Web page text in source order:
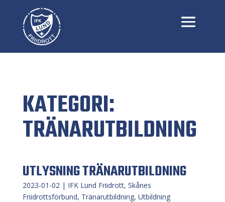
KATEGORI:
TRÄNARUTBILDNING
UTLYSNING TRÄNARUTBILDNING
2023-01-02| IFK Lund Friidrott, Skånes
Friidrottsförbund, Tränarutbildning, Utbildning